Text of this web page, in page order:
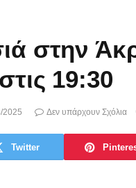
στην
19:30
2025 Δεν υπάρχουν Σχόλια
Twitter